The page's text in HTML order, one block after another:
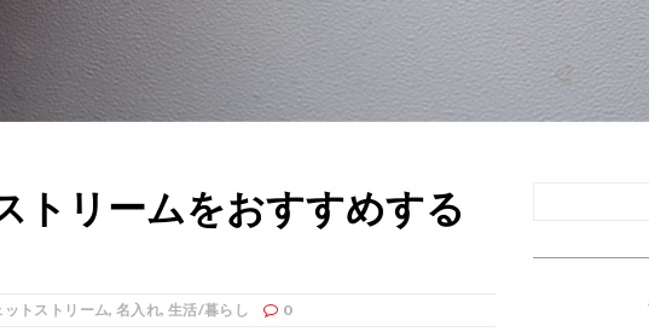
トリームをおすすめする
ットストリーム, 名入れ, 生活/暮らし 0